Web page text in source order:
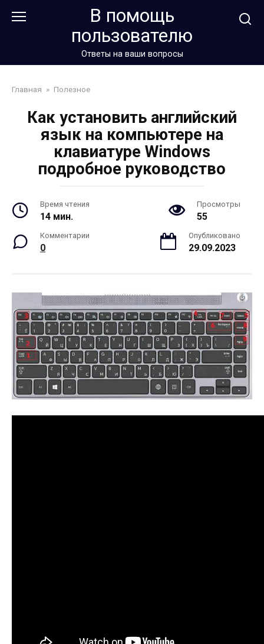
В помощь
пользователю
Ответы на ваши вопросы
Главная » Полезное
Как установить английский
язык на компьютере на
клавиатуре Windows
подробное руководство
Время чтения
14 мин.
Просмотры
55
Комментарии
0
Опубликовано
29.09.2023